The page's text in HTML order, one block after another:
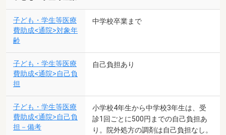
子ども・学生等医療
費助成<通院>対象年
齢
中学校卒業まで
子ども・学生等医療
費助成<通院>自己負
担
自己負担あり
子ども・学生等医療
費助成<通院>自己負
担－備考
小学校4年生から中学校3年生は、受
診1回ごとに500円までの自己負担あ
り。院外処方の調剤は自己負担なし。